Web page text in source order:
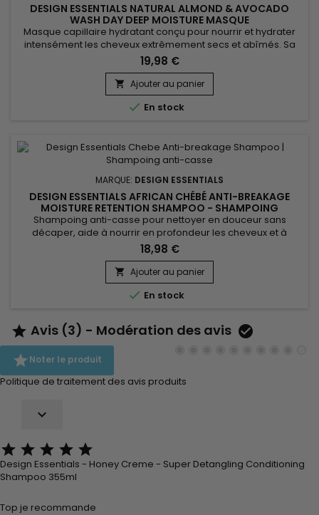
DESIGN ESSENTIALS NATURAL ALMOND & AVOCADO
WASH DAY DEEP MOISTURE MASQUE
Masque capillaire hydratant conçu pour nourrir et hydrater
intensément les cheveux extrêmement secs et abîmés. Sa
formule crémeuse revitalise les cheveux, les laissant lisses et
brillants. Enrichi en huiles d’Amande douce, de Tournesol, et
d’Avocat, Design Essentials Almond Avocado Wash Day Deep
Moisture Masque agit en profondeur dans les cheveux, pour...
19,98 €
 Ajouter au panier
 En stock
MARQUE: DESIGN ESSENTIALS
DESIGN ESSENTIALS AFRICAN CHÉBÉ ANTI-BREAKAGE
MOISTURE RETENTION SHAMPOO - SHAMPOING
RÉPARATEUR ANTI-CASSE
Shampoing anti-casse pour nettoyer en douceur sans
décaper, aide à nourrir en profondeur les cheveux et à
éliminer les impuretés.&nbsp; Enrichi en extrait de Chébé
africain, Design Essentials chebe anti-breakage moisture
retention shampoo aide à prévenir la casse, les pointes
fourchues et la déshydratation des cheveux. &nbsp;Il réduit la
fragilité des...
18,98 €
 Ajouter au panier
 En stock
 Avis (3) - Modération des avis 
Noter le produit
Politique de traitement des avis produits

    
Design Essentials - Honey Creme - Super Detangling Conditioning
Shampoo 355ml
Top je recommande